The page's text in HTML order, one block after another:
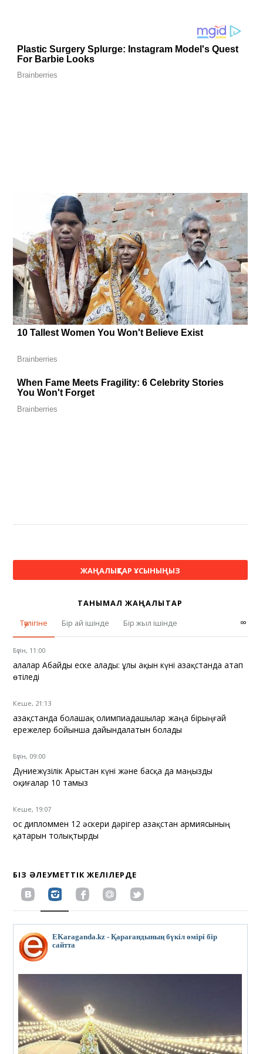
ЖАҢАЛЫҚТАР ҰСЫНЫҢЫЗ
ТАНЫМАЛ ЖАҢАЛЫҚТАР
Тәулігіне
Бір ай ішінде Бір жыл ішінде ∞
Бүгін, 11:00
Қалалар Абайды еске алады: ұлы ақын күні Қазақстанда атап
өтіледі
Кеше, 21:13
Қазақстанда болашақ олимпиадашылар жаңа бірыңғай
ережелер бойынша дайындалатын болады
Бүгін, 09:00
Дүниежүзілік Арыстан күні және басқа да маңызды
оқиғалар 10 тамыз
Кеше, 19:07
Қос дипломмен 12 әскери дәрігер Қазақстан армиясының
қатарын толықтырды
БІЗ ӘЛЕУМЕТТІК ЖЕЛІЛЕРДЕ
EKaraganda.kz - Қарағандының бүкіл өмірі бір
сайтта